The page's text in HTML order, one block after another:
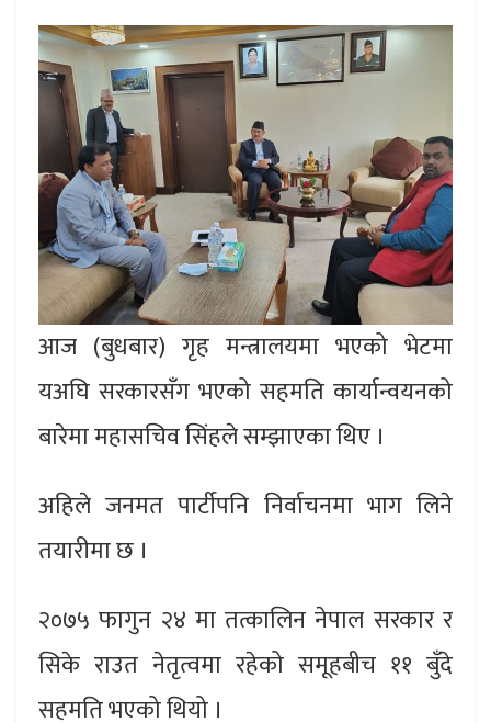
आज (बुधबार) गृह मन्त्रालयमा भएको भेटमा
यअघि सरकारसँग भएको सहमति कार्यान्वयनको
बारेमा महासचिव सिंहले सम्झाएका थिए ।
अहिले जनमत पार्टीपनि निर्वाचनमा भाग लिने
तयारीमा छ ।
२०७५ फागुन २४ मा तत्कालिन नेपाल सरकार र
सिके राउत नेतृत्वमा रहेको समूहबीच ११ बुँदे
सहमति भएको थियो ।